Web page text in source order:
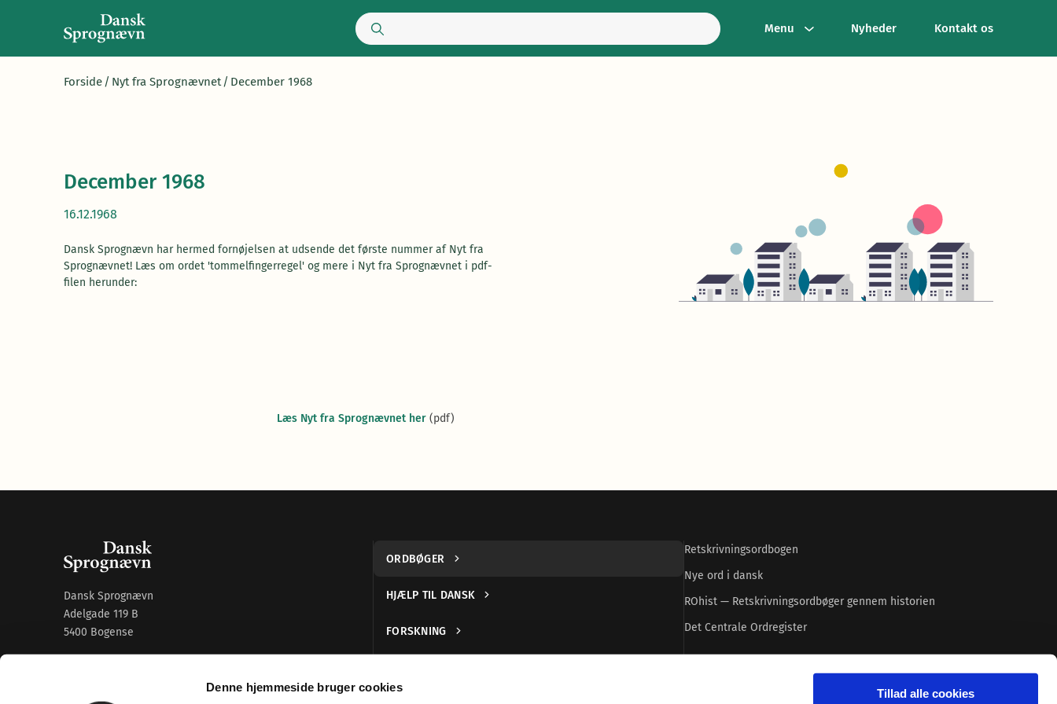
Denne hjemmeside bruger cookies Tillad alle cookies
Menu Nyheder Kontakt os
Forside / Nyt fra Sprognævnet / December 1968
December 1968
16.12.1968
Dansk Sprognævn har hermed fornøjelsen at udsende det første nummer af Nyt fra
Sprognævnet! Læs om ordet 'tommelfingerregel' og mere i Nyt fra Sprognævnet i pdf-
filen herunder:
Læs Nyt fra Sprognævnet her (pdf)
Dansk Sprognævn
Adelgade 119 B
5400 Bogense
33 74 74 00·adm@dsn.dk
ORDBØGER
HJÆLP TIL DANSK
FORSKNING
Retskrivningsordbogen
Nye ord i dansk
ROhist — Retskrivningsordbøger gennem historien
Det Centrale Ordregister